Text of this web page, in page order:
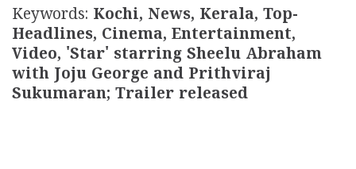
Keywords: Kochi, News, Kerala, Top-
Headlines, Cinema, Entertainment,
Video, 'Star' starring Sheelu Abraham
with Joju George and Prithviraj
Sukumaran; Trailer released